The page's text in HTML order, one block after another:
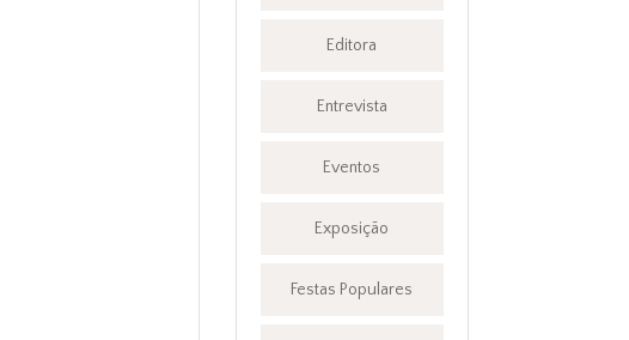
Editora
Entrevista
Eventos
Exposição
Festas Populares